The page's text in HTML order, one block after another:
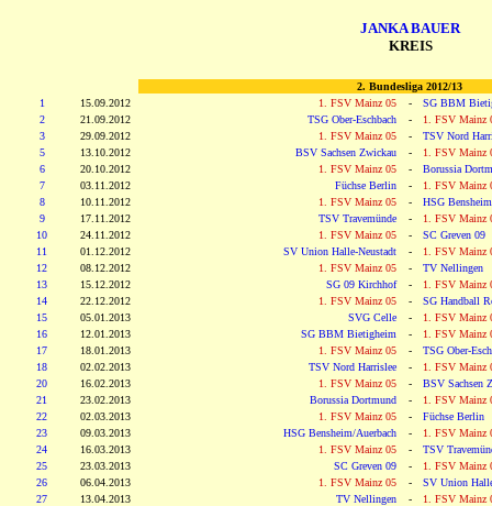
JANKA BAUER
KREIS
2. Bundesliga 2012/13
1
15.09.2012 1. FSV Mainz 05 -
SG BBM
2
21.09.2012 TSG Ober-Eschbach -
1. FSV Mainz
3
29.09.2012 1. FSV Mainz 05 -
TSV Nord
5
13.10.2012 BSV Sachsen Zwickau -
1. FSV Mainz
6
20.10.2012 1. FSV Mainz 05 -
Borussia
7
03.11.2012 Füchse Berlin -
1. FSV Mainz
8
10.11.2012 1. FSV Mainz 05 -
HSG
9
17.11.2012 TSV Travemünde -
1. FSV Mainz
10
24.11.2012 1. FSV Mainz 05 -
SC Greven 09
11
01.12.2012 SV Union Halle-Neustadt -
1. FSV Mainz
12
08.12.2012 1. FSV Mainz 05 -
TV Nellingen
13
15.12.2012 SG 09 Kirchhof -
1. FSV Mainz
14
22.12.2012 1. FSV Mainz 05 -
SG Handball
15
05.01.2013 SVG Celle -
1. FSV Mainz
16
12.01.2013 SG BBM Bietigheim -
1. FSV Mainz
17
18.01.2013 1. FSV Mainz 05 -
TSG Ober-
18
02.02.2013 TSV Nord Harrislee -
1. FSV Mainz
20
16.02.2013 1. FSV Mainz 05 -
BSV Sachsen
21
23.02.2013 Borussia Dortmund -
1. FSV Mainz
22
02.03.2013 1. FSV Mainz 05 -
Füchse Berlin
23
09.03.2013 HSG Bensheim/Auerbach -
1. FSV Mainz
24
16.03.2013 1. FSV Mainz 05 -
TSV
25
23.03.2013 SC Greven 09 -
1. FSV Mainz
26
06.04.2013 1. FSV Mainz 05 -
SV Union
27
13.04.2013 TV Nellingen -
1. FSV Mainz